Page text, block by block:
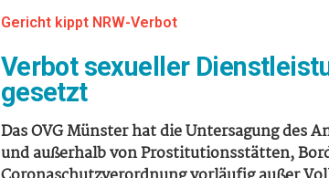
Gericht kippt NRW-Verbot
Verbot sexueller
gesetzt
Das OVG Münster hat die Untersagung des
und außerhalb von Prostitutionsstätten,